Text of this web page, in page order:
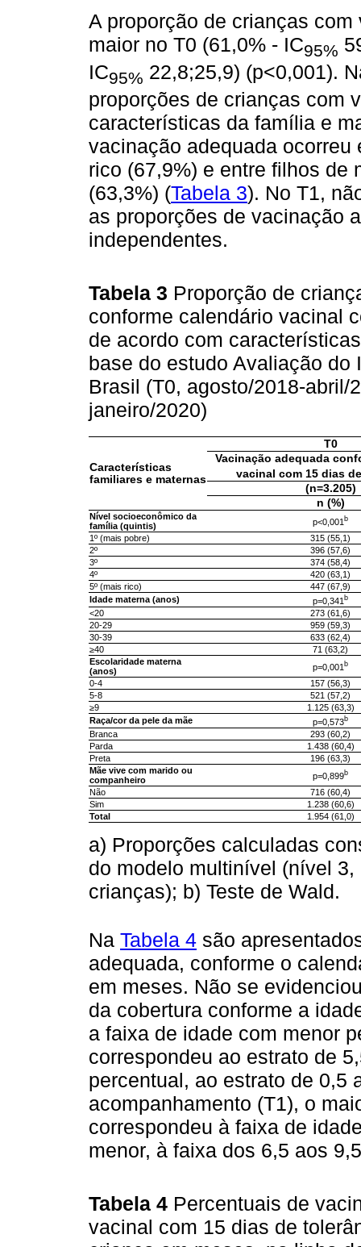
A proporção de crianças
maior no T0 (61,0% - IC95%
IC95% 22,8;25,9) (p<0,001).
proporções de crianças com
características da família e
vacinação adequada
rico (67,9%) e entre filhos de
(63,3%) (Tabela 3). No T1,
as proporções de vacinação
independentes.
Tabela 3 Proporção de
conforme calendário vacinal
de acordo com
base do estudo Avaliação do
Brasil (T0, agosto/2018-abril/
janeiro/2020)
Características
familiares e maternas
T0
Vacinação adequada
vacinal com 15 dias
(n=3.205)
n (%)
Nível socioeconômico da
família (quintis)
p<0,001 b
1º (mais pobre)
315 (55,1)
2º
396 (57,6)
3º
374 (58,4)
4º
420 (63,1)
5º (mais rico)
447 (67,9)
Idade materna (anos)
p=0,341 b
<20
273 (61,6)
20-29
959 (59,3)
30-39
633 (62,4)
≥40
71 (63,2)
Escolaridade materna
(anos)
p=0,001 b
0-4
157 (56,3)
5-8
521 (57,2)
≥9
1.125 (63,3)
Raça/cor da pele da mãe
p=0,573b
Branca
293 (60,2)
Parda
1.438 (60,4)
Preta
196 (63,3)
Mãe vive com marido ou
companheiro
p=0,899b
Não
716 (60,4)
Sim
1.238 (60,6)
Total
1.954 (61,0)
a) Proporções calculadas
do modelo multinível (nível
crianças); b) Teste de Wald.
Na Tabela 4 são
adequada, conforme o
em meses. Não se
da cobertura conforme a
a faixa de idade com menor
correspondeu ao estrato de
percentual, ao estrato de 0,5
acompanhamento (T1), o
correspondeu à faixa de
menor, à faixa dos 6,5 aos
Tabela 4 Percentuais de
vacinal com 15 dias de